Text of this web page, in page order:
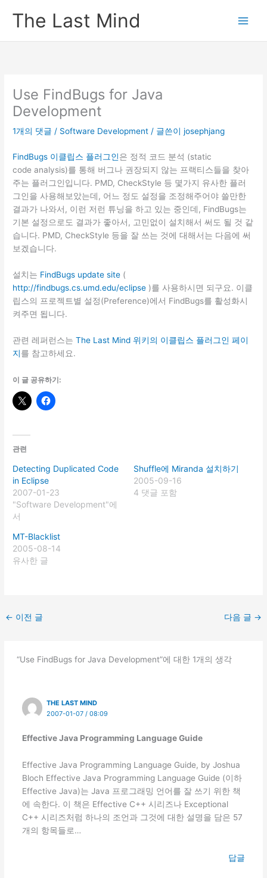
The Last Mind
Use FindBugs for Java
Development
1개의 댓글 / Software Development / 글쓴이josephjang
FindBugs 이클립스 플러그인은 정적 코드 분석 (static
code analysis)를 통해 버그나 권장되지 않는 프랙티스들을 찾아
주는 플러그인입니다. PMD, CheckStyle 등 몇가지 유사한 플러
그인을 사용해보았는데, 어느 정도 설정을 조정해주어야 쓸만한
결과가 나와서, 이런 저런 튜닝을 하고 있는 중인데, FindBugs는
기본 설정으로도 결과가 좋아서, 고민없이 설치해서 써도 될 것 같
습니다. PMD, CheckStyle 등을 잘 쓰는 것에 대해서는 다음에 써
보겠습니다.
설치는 FindBugs update site (
http://findbugs.cs.umd.edu/eclipse )를 사용하시면 되구요. 이클
립스의 프로젝트별 설정(Preference)에서 FindBugs를 활성화시
켜주면 됩니다.
관련 레퍼런스는The Last Mind 위키의 이클립스 플러그인 페이
지를 참고하세요.
이 글 공유하기:
관련
Detecting Duplicated Code
in Eclipse
2007-01-23
"Software Development"에
서
Shuffle에 Miranda 설치하기
2005-09-16
4 댓글 포함
MT-Blacklist
2005-08-14
유사한 글
← 이전 글 다음 글 →
“Use FindBugs for Java Development”에 대한 1개의 생각
THE LAST MIND
2007-01-07 / 08:09
Effective Java Programming Language Guide
Effective Java Programming Language Guide, by Joshua
Bloch Effective Java Programming Language Guide (이하
Effective Java)는 Java 프로그래밍 언어를 잘 쓰기 위한 책
에 속한다. 이 책은 Effective C++ 시리즈나 Exceptional
C++ 시리즈처럼 하나의 조언과 그것에 대한 설명을 담은 57
개의 항목들로…
답글